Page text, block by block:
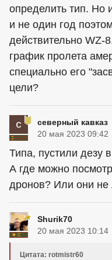
определить тип. Но
и не один год
действительно WZ-
график пролета
специально его
цели?
северный кавказ
20 мая 2023 09:42
Типа, пустили дезу
А где можно
дронов? Или они не
Shurik70
20 мая 2023 10:14
Цитата: rotmistr60